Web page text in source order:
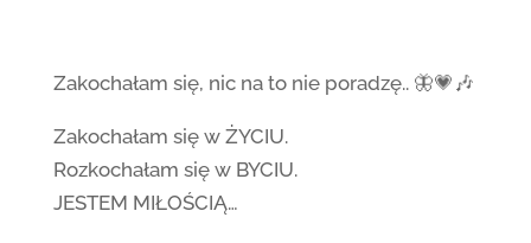
Zakochałam się, nic na to nie poradzę.. 🦋💗🎶
Zakochałam się w ŻYCIU.
Rozkochałam się w BYCIU.
JESTEM MIŁOŚCIĄ…